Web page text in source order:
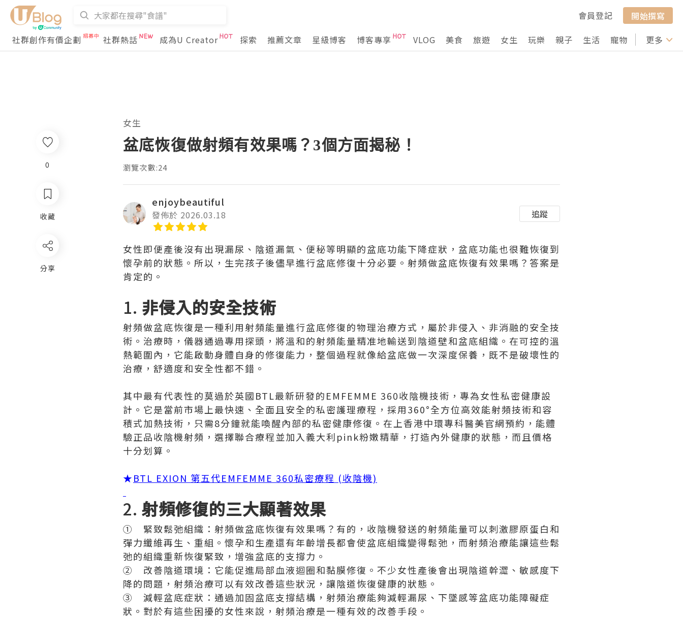
會員登記
開始撰寫
社群創作有價企劃
社群熱話 成為U Creator 探索 推薦文章 星級博客 博客專享 VLOG 美食 旅遊 女生 玩樂 親子 生活 寵物 行山 打卡
更多
女生
盆底恢復做射頻有效果嗎？3個方面揭秘！
瀏覽次數:24
enjoybeautiful
發佈於 2026.03.18 追蹤
女性即便產後沒有出現漏尿、陰道漏氣、便秘等明顯的盆底功能下降症狀，盆底功能也很難恢復到
懷孕前的狀態。所以，生完孩子後儘早進行盆底修復十分必要。射頻做盆底恢復有效果嗎？答案是
肯定的。
1. 非侵入的安全技術
射頻做盆底恢復是一種利用射頻能量進行盆底修復的物理治療方式，屬於非侵入、非消融的安全技
術。治療時，儀器通過專用探頭，將溫和的射頻能量精准地輸送到陰道壁和盆底組織。在可控的溫
熱範圍內，它能啟動身體自身的修復能力，整個過程就像給盆底做一次深度保養，既不是破壞性的
治療，舒適度和安全性都不錯。
其中最有代表性的莫過於英國BTL最新研發的EMFEMME 360收陰機技術，專為女性私密健康設
計。它是當前市場上最快速、全面且安全的私密護理療程，採用360°全方位高效能射頻技術和容
積式加熱技術，只需8分鐘就能喚醒內部的私密健康修復。在上香港中環專科醫美官網預約，能體
驗正品收陰機射頻，選擇聯合療程並加入義大利pink粉嫩精華，打造內外健康的狀態，而且價格
十分划算。
★BTL EXION 第五代EMFEMME 360私密療程 (收陰機)
2. 射頻修復的三大顯著效果
① 緊致鬆弛組織：射頻做盆底恢復有效果嗎？有的，收陰機發送的射頻能量可以刺激膠原蛋白和
彈力纖維再生、重組。懷孕和生產還有年齡增長都會使盆底組織變得鬆弛，而射頻治療能讓這些鬆
弛的組織重新恢復緊致，增強盆底的支撐力。
② 改善陰道環境：它能促進局部血液迴圈和黏膜修復。不少女性產後會出現陰道幹澀、敏感度下
降的問題，射頻治療可以有效改善這些狀況，讓陰道恢復健康的狀態。
③ 減輕盆底症狀：通過加固盆底支撐結構，射頻治療能夠減輕漏尿、下墜感等盆底功能障礙症
狀。對於有這些困擾的女性來說，射頻治療是一種有效的改善手段。
0
收藏
分享